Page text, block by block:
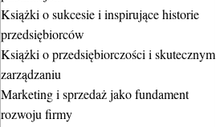
Książki o sukcesie i inspirujące historie
przedsiębiorców
Książki o przedsiębiorczości i skutecznym
zarządzaniu
Marketing i sprzedaż jako fundament
rozwoju firmy